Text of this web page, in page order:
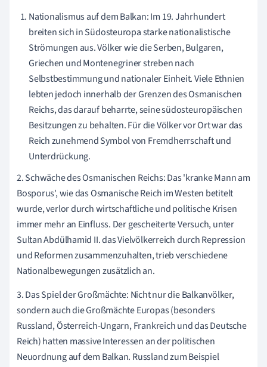
Nationalismus auf dem Balkan: Im 19. Jahrhundert
breiten sich in Südosteuropa starke nationalistische
Strömungen aus. Völker wie die Serben, Bulgaren,
Griechen und Montenegriner streben nach
Selbstbestimmung und nationaler Einheit. Viele Ethnien
lebten jedoch innerhalb der Grenzen des Osmanischen
Reichs, das darauf beharrte, seine südosteuropäischen
Besitzungen zu behalten. Für die Völker vor Ort war das
Reich zunehmend Symbol von Fremdherrschaft und
Unterdrückung.
2. Schwäche des Osmanischen Reichs: Das 'kranke Mann am
Bosporus', wie das Osmanische Reich im Westen betitelt
wurde, verlor durch wirtschaftliche und politische Krisen
immer mehr an Einfluss. Der gescheiterte Versuch, unter
Sultan Abdülhamid II. das Vielvölkerreich durch Repression
und Reformen zusammenzuhalten, trieb verschiedene
Nationalbewegungen zusätzlich an.
3. Das Spiel der Großmächte: Nicht nur die Balkanvölker,
sondern auch die Großmächte Europas (besonders
Russland, Österreich-Ungarn, Frankreich und das Deutsche
Reich) hatten massive Interessen an der politischen
Neuordnung auf dem Balkan. Russland zum Beispiel